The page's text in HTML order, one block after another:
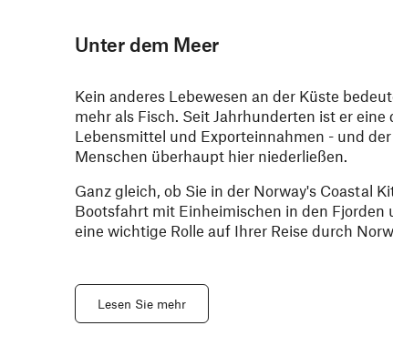
Unter dem Meer
Kein anderes Lebewesen an der Küste
mehr als Fisch. Seit Jahrhunderten ist er
Lebensmittel und Exporteinnahmen - und
Menschen überhaupt hier niederließen.
Ganz gleich, ob Sie in der Norway's Coastal
Bootsfahrt mit Einheimischen in den Fjorden
eine wichtige Rolle auf Ihrer Reise durch
Lesen Sie mehr